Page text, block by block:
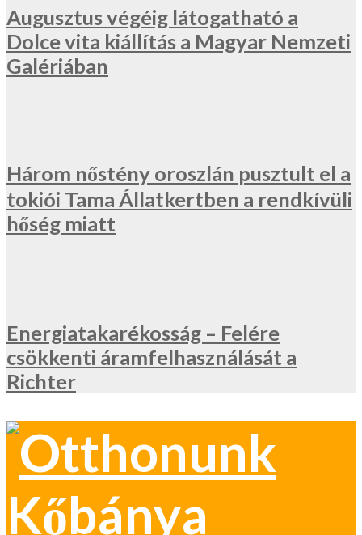
Augusztus végéig látogatható a
Dolce vita kiállítás a Magyar Nemzeti
Galériában
Három nőstény oroszlán pusztult el a
tokiói Tama Állatkertben a rendkívüli
hőség miatt
Energiatakarékosság – Felére
csökkenti áramfelhasználását a
Richter